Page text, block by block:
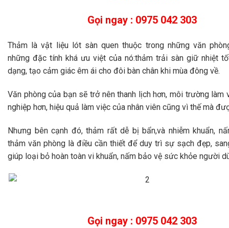
Gọi ngay : 0975 042 303
Thảm là vật liệu lót sàn quen thuộc trong những văn
những đặc tính khá ưu việt của nó:thảm trải sàn giữ nhiệt
dạng, tạo cảm giác êm ái cho đôi bàn chân khi mùa đông về.
Văn phòng của bạn sẽ trở nên thanh lịch hơn, môi trường làm
nghiệp hơn, hiệu quả làm việc của nhân viên cũng vì thế mà
Nhưng bên cạnh đó, thảm rất dễ bị bẩn,và nhiễm khuẩn,
thảm văn phòng là điều cần thiết để duy trì sự sạch đẹp,
giúp loại bỏ hoàn toàn vi khuẩn, nấm bảo vệ sức khỏe người
Gọi ngay : 0975 042 303